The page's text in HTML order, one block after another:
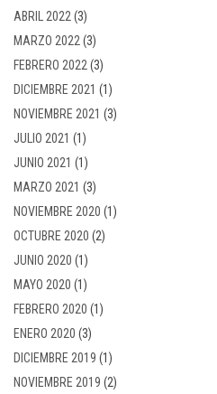
ABRIL 2022 (3)
MARZO 2022 (3)
FEBRERO 2022 (3)
DICIEMBRE 2021 (1)
NOVIEMBRE 2021 (3)
JULIO 2021 (1)
JUNIO 2021 (1)
MARZO 2021 (3)
NOVIEMBRE 2020 (1)
OCTUBRE 2020 (2)
JUNIO 2020 (1)
MAYO 2020 (1)
FEBRERO 2020 (1)
ENERO 2020 (3)
DICIEMBRE 2019 (1)
NOVIEMBRE 2019 (2)